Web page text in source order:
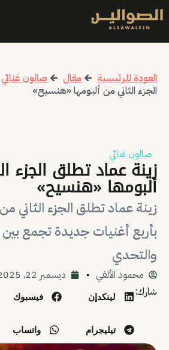
العودة للرئيسية 🡰 مقال 🡰 صالون غنائي
الجزء الثاني من ألبومها «هنسيح»
صالون غنائي
زينة عماد تطلق الجزء
ألبومها «هنسيح»
زينة عماد تطلق الجزء الثاني
بأربع أغنيات جديدة تجمع
والتحدي
محمود الألفي ديسمبر 22, 2025
لينكدإن فيسبوك
تيليجرام واتساب
شارك: